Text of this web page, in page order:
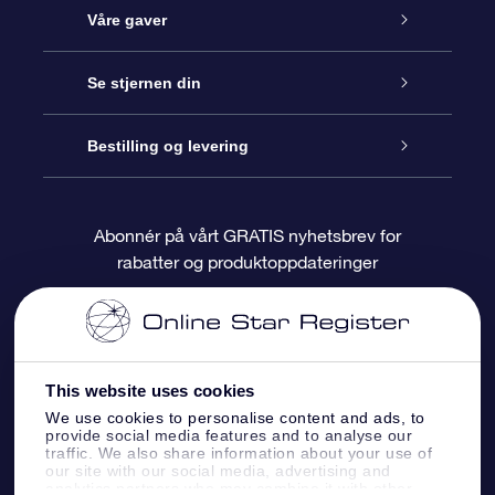
This website uses cookies
We use cookies to personalise content and ads, to
provide social media features and to analyse our
traffic. We also share information about your use of
our site with our social media, advertising and
Kundeservice
Kontakt oss
Bloggen
Anmeldelser
Våre gaver
Online Stjernegave
OSR Gavepakke
OSR-gavekortet
Bedriftsgaver
Se stjernen din
Star Register
Pesontilpasset stjerneside
One Million Stars
OSR Starsaver
Fly me to the Stars VR-app
Bestilling og levering
Betalingsinformasjon
Fraktinformasjon
Returpolicy
Stjernebildene
Abonnér på vårt GRATIS nyhetsbrev for
rabatter og produktoppdateringer